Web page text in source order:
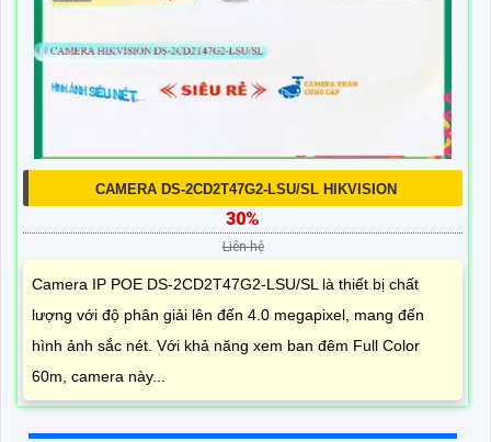
CAMERA DS-2CD2T47G2-LSU/SL HIKVISION
30%
Liên hệ
Camera IP POE DS-2CD2T47G2-LSU/SL là thiết bị chất
lượng với độ phân giải lên đến 4.0 megapixel, mang đến
hình ảnh sắc nét. Với khả năng xem ban đêm Full Color
60m, camera này...